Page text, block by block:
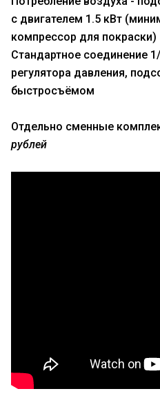
с двигателем 1.5 кВт
компрессор для покраски)
Стандартное соединение
регулятора давления,
быстросъёмом
Отдельно сменные
рублей